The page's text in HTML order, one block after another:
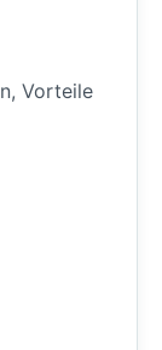
Vorteile